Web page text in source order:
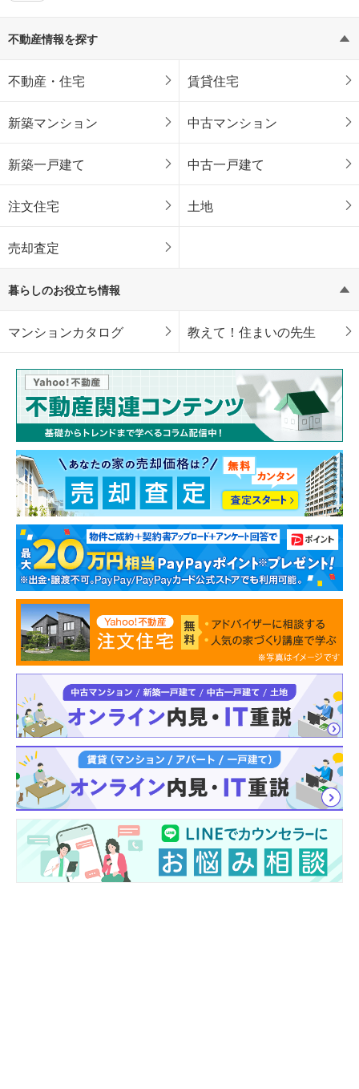
不動産情報を探す
不動産・住宅 賃貸住宅
新築マンション 中古マンション
新築一戸建て 中古一戸建て
注文住宅 土地
売却査定
暮らしのお役立ち情報
マンションカタログ 教えて！住まいの先生